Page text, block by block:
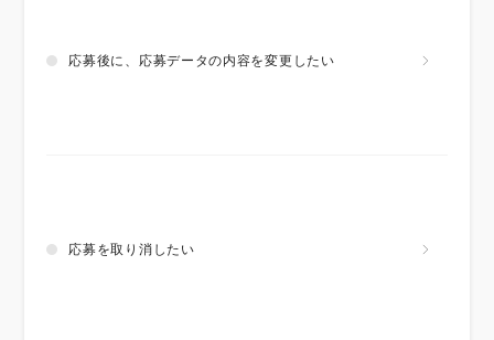
応募後に、応募データの内容を変更したい
応募を取り消したい